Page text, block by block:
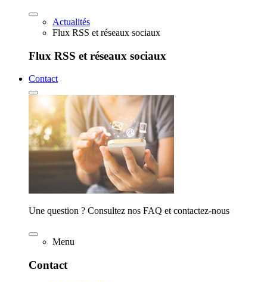
Actualités
Flux RSS et réseaux sociaux
Flux RSS et réseaux sociaux
Contact
Une question ? Consultez nos FAQ et contactez-nous
Menu
Contact